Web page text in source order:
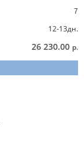
7
12-13дн.
26 230.00 р.